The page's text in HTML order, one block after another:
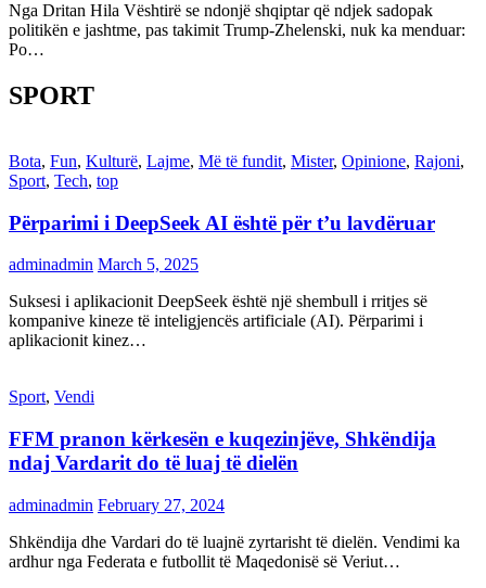
Nga Dritan Hila Vështirë se ndonjë shqiptar që ndjek sadopak
politikën e jashtme, pas takimit Trump-Zhelenski, nuk ka menduar:
Po…
SPORT
Bota, Fun, Kulturë, Lajme, Më të fundit, Mister, Opinione, Rajoni,
Sport, Tech, top
Përparimi i DeepSeek AI është për t’u lavdëruar
adminadmin March 5, 2025
Suksesi i aplikacionit DeepSeek është një shembull i rritjes së
kompanive kineze të inteligjencës artificiale (AI). Përparimi i
aplikacionit kinez…
Sport, Vendi
FFM pranon kërkesën e kuqezinjëve, Shkëndija
ndaj Vardarit do të luaj të dielën
adminadmin February 27, 2024
Shkëndija dhe Vardari do të luajnë zyrtarisht të dielën. Vendimi ka
ardhur nga Federata e futbollit të Maqedonisë së Veriut…